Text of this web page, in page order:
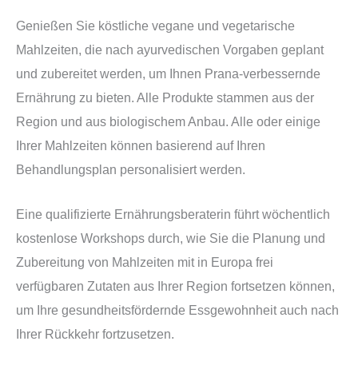
Genießen Sie köstliche vegane und vegetarische
Mahlzeiten, die nach ayurvedischen Vorgaben geplant
und zubereitet werden, um Ihnen Prana-verbessernde
Ernährung zu bieten. Alle Produkte stammen aus der
Region und aus biologischem Anbau. Alle oder einige
Ihrer Mahlzeiten können basierend auf Ihren
Behandlungsplan personalisiert werden.
Eine qualifizierte Ernährungsberaterin führt wöchentlich
kostenlose Workshops durch, wie Sie die Planung und
Zubereitung von Mahlzeiten mit in Europa frei
verfügbaren Zutaten aus Ihrer Region fortsetzen können,
um Ihre gesundheitsfördernde Essgewohnheit auch nach
Ihrer Rückkehr fortzusetzen.